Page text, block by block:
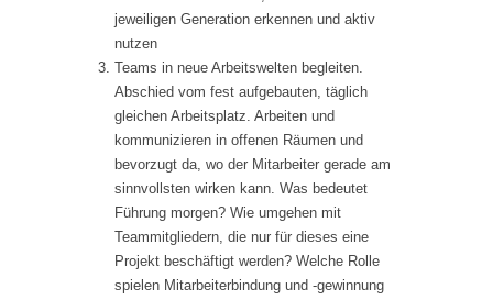
jeweiligen Generation erkennen und aktiv
nutzen
Teams in neue Arbeitswelten begleiten.
Abschied vom fest aufgebauten, täglich
gleichen Arbeitsplatz. Arbeiten und
kommunizieren in offenen Räumen und
bevorzugt da, wo der Mitarbeiter gerade am
sinnvollsten wirken kann. Was bedeutet
Führung morgen? Wie umgehen mit
Teammitgliedern, die nur für dieses eine
Projekt beschäftigt werden? Welche Rolle
spielen Mitarbeiterbindung und -gewinnung